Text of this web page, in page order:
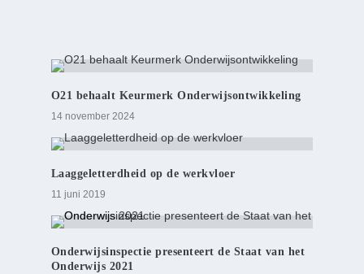
O21 behaalt Keurmerk Onderwijsontwikkeling
14 november 2024
Laaggeletterdheid op de werkvloer
11 juni 2019
Onderwijsinspectie presenteert de Staat van het
Onderwijs 2021